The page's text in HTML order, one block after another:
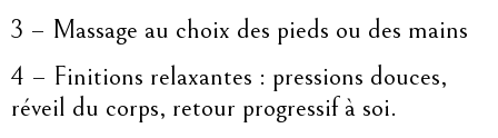
3 – Massage au choix des pieds ou des mains
4 – Finitions relaxantes : pressions douces,
réveil du corps, retour progressif à soi.